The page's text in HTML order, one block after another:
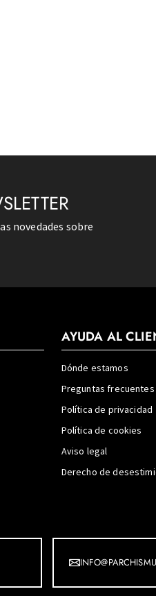
novedades sobre
AYUDA AL
Dónde estamos
Preguntas frecuentes
Política de privacidad
Política de cookies
Aviso legal
Derecho de